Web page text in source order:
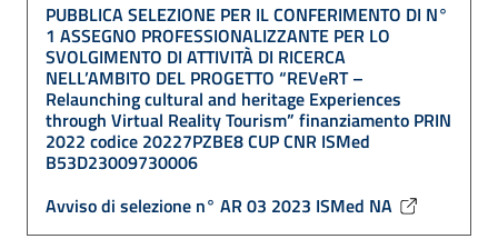
PUBBLICA SELEZIONE PER IL CONFERIMENTO DI N°
1 ASSEGNO PROFESSIONALIZZANTE PER LO
SVOLGIMENTO DI ATTIVITÀ DI RICERCA
NELL’AMBITO DEL PROGETTO “REVeRT –
Relaunching cultural and heritage Experiences
through Virtual Reality Tourism” finanziamento PRIN
2022 codice 20227PZBE8 CUP CNR ISMed
B53D23009730006
Avviso di selezione n° AR 03 2023 ISMed NA